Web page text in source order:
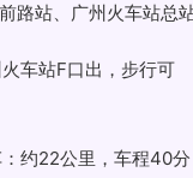
路站、广州火车站总
车站F口出，步行可
约22公里，车程40分